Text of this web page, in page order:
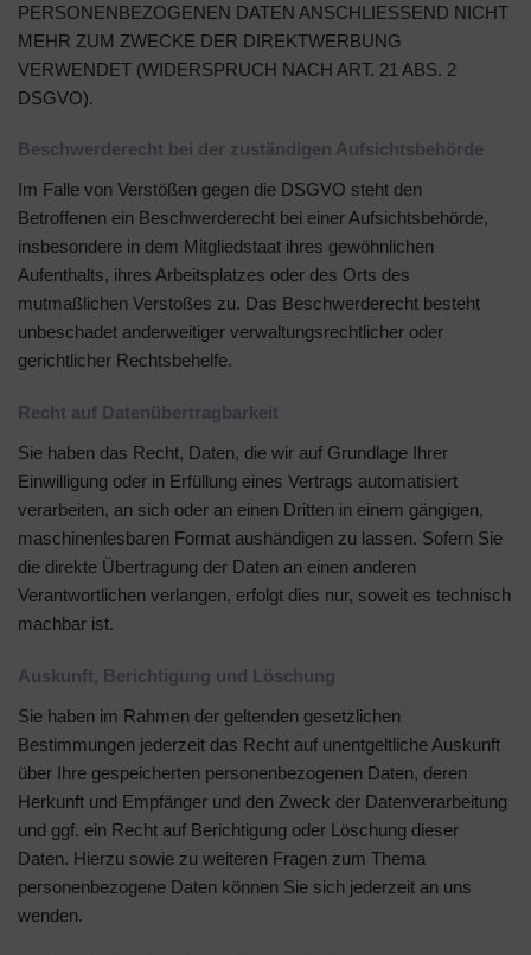
PERSONENBEZOGENEN DATEN ANSCHLIESSEND NICHT
MEHR ZUM ZWECKE DER DIREKTWERBUNG
VERWENDET (WIDERSPRUCH NACH ART. 21 ABS. 2
DSGVO).
Beschwerde­recht bei der zuständigen Aufsichts­behörde
Im Falle von Verstößen gegen die DSGVO steht den
Betroffenen ein Beschwerderecht bei einer Aufsichtsbehörde,
insbesondere in dem Mitgliedstaat ihres gewöhnlichen
Aufenthalts, ihres Arbeitsplatzes oder des Orts des
mutmaßlichen Verstoßes zu. Das Beschwerderecht besteht
unbeschadet anderweitiger verwaltungsrechtlicher oder
gerichtlicher Rechtsbehelfe.
Recht auf Daten­übertrag­barkeit
Sie haben das Recht, Daten, die wir auf Grundlage Ihrer
Einwilligung oder in Erfüllung eines Vertrags automatisiert
verarbeiten, an sich oder an einen Dritten in einem gängigen,
maschinenlesbaren Format aushändigen zu lassen. Sofern Sie
die direkte Übertragung der Daten an einen anderen
Verantwortlichen verlangen, erfolgt dies nur, soweit es technisch
machbar ist.
Auskunft, Berichtigung und Löschung
Sie haben im Rahmen der geltenden gesetzlichen
Bestimmungen jederzeit das Recht auf unentgeltliche Auskunft
über Ihre gespeicherten personenbezogenen Daten, deren
Herkunft und Empfänger und den Zweck der Datenverarbeitung
und ggf. ein Recht auf Berichtigung oder Löschung dieser
Daten. Hierzu sowie zu weiteren Fragen zum Thema
personenbezogene Daten können Sie sich jederzeit an uns
wenden.